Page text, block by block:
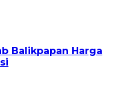
Balikpapan Harga